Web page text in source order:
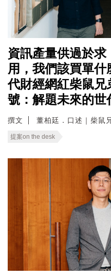
資訊產量供過於
用，我們該買單
代財經網紅柴鼠兄
號：解題未來的世
撰文 董柏廷．口述｜柴鼠
提案on the desk